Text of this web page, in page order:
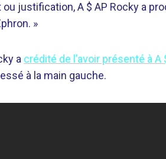
justification, A $ AP Rocky a
»
a crédité de l’avoir présenté à A
à la main gauche.